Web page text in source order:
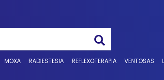
MOXA RADIESTESIA REFLEXOTERAPIA VENTOSAS